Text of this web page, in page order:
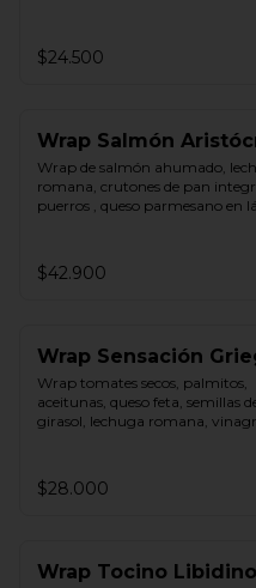
$24.500
Wrap Salmón
Wrap de salmón ahumado,
romana, crutones de pan
puerros , queso parmesano en
$42.900
Wrap Sensación
Wrap tomates secos, palmitos,
aceitunas, queso feta, semillas
girasol, lechuga romana,
$28.000
Wrap Tocino